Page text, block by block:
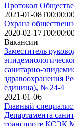
Протокол
2021-01-
Охрана
2020-02-
Вакансии
Заместитель
санитарно-
здравоохранения
единица), № 24-4
2021-01-06
Главный
Департамента
транспорте КСЭК